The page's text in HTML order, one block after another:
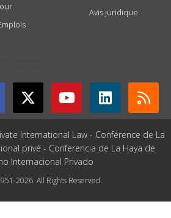
Avis juridique
International Law - Conférence de La
privé - Conferencia de La Haya de
Internacional Privado
2026. All Rights Reserved.